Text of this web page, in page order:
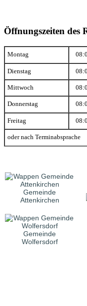
Öffnungszeiten des
Montag
Dienstag
Mittwoch
Donnerstag
Freitag
oder nach Terminabsprache
Gemeinde
Attenkirchen
Gemeinde
Wolfersdorf